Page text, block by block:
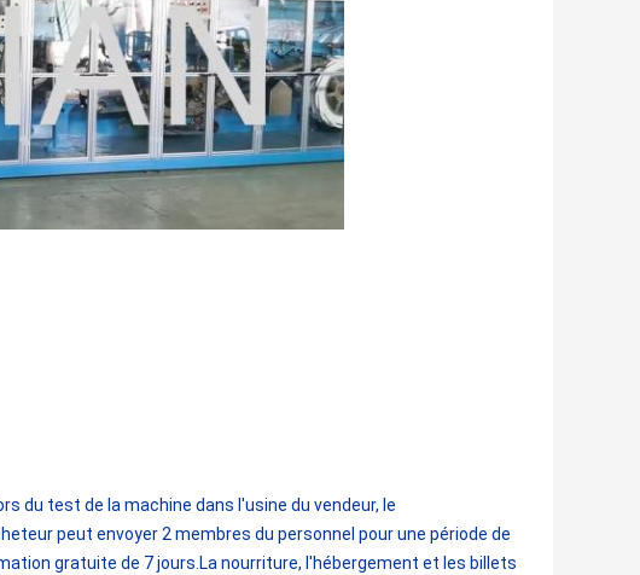
du test de la machine dans l'usine du vendeur, le
peut envoyer 2 membres du personnel pour une période de
gratuite de 7 jours.La nourriture, l'hébergement et les billets